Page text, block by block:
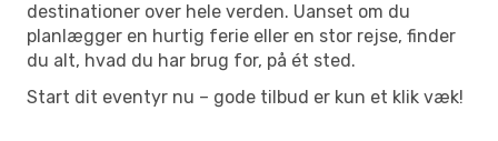
destinationer over hele verden. Uanset om du
planlægger en hurtig ferie eller en stor rejse, finder
du alt, hvad du har brug for, på ét sted.
Start dit eventyr nu – gode tilbud er kun et klik væk!